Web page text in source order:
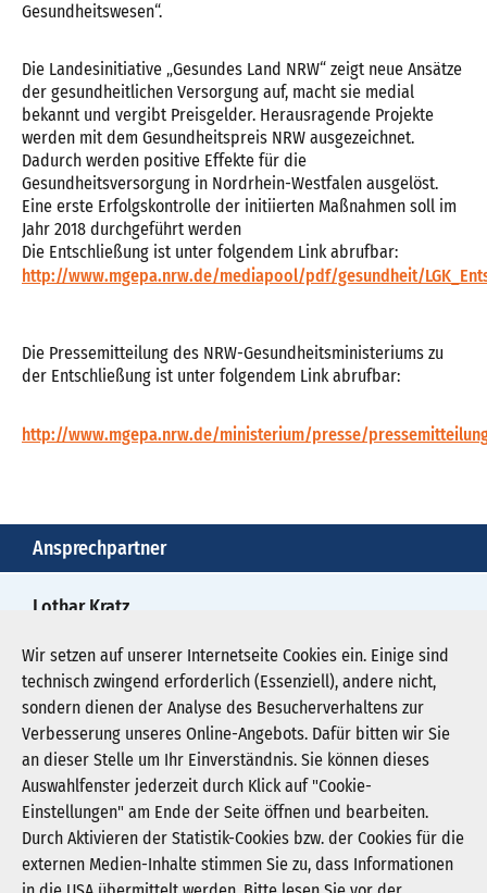
Wir setzen auf unserer Internetseite Cookies ein. Einige sind
technisch zwingend erforderlich (Essenziell), andere nicht,
sondern dienen der Analyse des Besucherverhaltens zur
Verbesserung unseres Online-Angebots. Dafür bitten wir Sie
an dieser Stelle um Ihr Einverständnis. Sie können dieses
Auswahlfenster jederzeit durch Klick auf "Cookie-
Einstellungen" am Ende der Seite öffnen und bearbeiten.
Durch Aktivieren der Statistik-Cookies bzw. der Cookies für die
externen Medien-Inhalte stimmen Sie zu, dass Informationen
Gesundheitswesen“.
Die Landesinitiative „Gesundes Land NRW“ zeigt neue Ansätze
der gesundheitlichen Versorgung auf, macht sie medial
bekannt und vergibt Preisgelder. Herausragende Projekte
werden mit dem Gesundheitspreis NRW ausgezeichnet.
Dadurch werden positive Effekte für die
Gesundheitsversorgung in Nordrhein-Westfalen ausgelöst.
Eine erste Erfolgskontrolle der initiierten Maßnahmen soll im
Jahr 2018 durchgeführt werden
Die Entschließung ist unter folgendem Link abrufbar:
http://www.mgepa.nrw.de/mediapool/pdf/gesundheit/
Die Pressemitteilung des NRW-Gesundheitsministeriums zu
der Entschließung ist unter folgendem Link abrufbar:
http://www.mgepa.nrw.de/ministerium/presse/
Ansprechpartner
Lothar Kratz
0211/4781970
presse@kgnw.de
Newsletter abonnieren
Registrieren